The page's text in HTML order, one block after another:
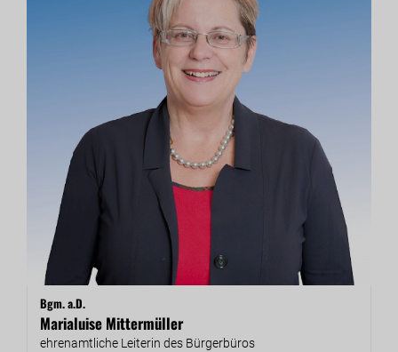
Bgm. a.D.
Marialuise Mittermüller
eh­ren­amt­li­che Lei­te­rin des Bür­ger­bü­ros